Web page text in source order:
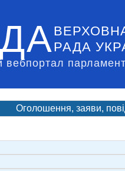
РАДА
вебпортал
Оголошення, заяви,